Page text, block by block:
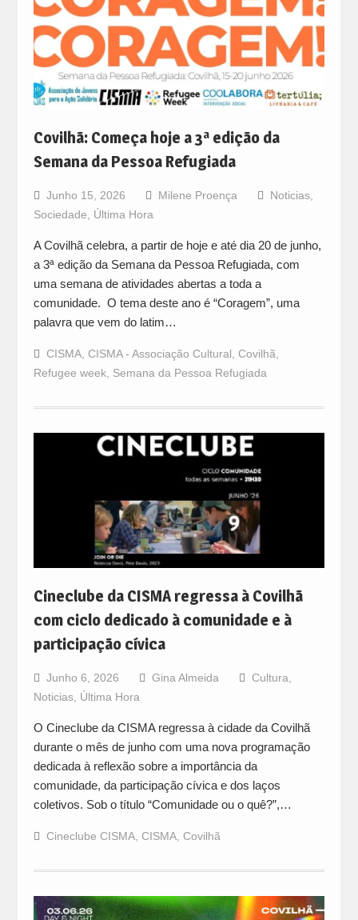
Covilhã: Começa hoje a 3ª edição da
Semana da Pessoa Refugiada
Junho 15, 2026 Milene Proença Noticias,
Sociedade
Última Hora
A Covilhã celebra, a partir de hoje e até dia 20 de junho,
a 3ª edição da Semana da Pessoa Refugiada, com
uma semana de atividades abertas a toda a
comunidade. O tema deste ano é “Coragem”, uma
palavra que vem do latim…
CISMA, CISMA - Associação Cultural Covilhã
Refugee week, Semana da Pessoa Refugiada
Cineclube da CISMA regressa à Covilhã
com ciclo dedicado à comunidade e à
participação cívica
Junho 6, 2026 Gina Almeida Cultura
Noticias, Última Hora
O Cineclube da CISMA regressa à cidade da Covilhã
durante o mês de junho com uma nova programação
dedicada à reflexão sobre a importância da
comunidade, da participação cívica e dos laços
coletivos. Sob o título “Comunidade ou o quê?”,…
Cineclube CISMA, CISMA, Covilhã